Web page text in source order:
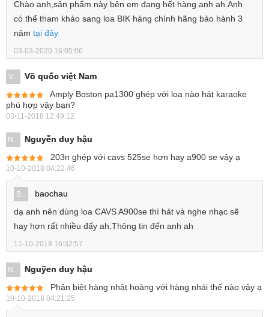
Chào anh,sản phẩm này bên em đang hết hàng anh ah.Anh
có thể tham khảo sang loa BIK hàng chính hãng bảo hành 3
năm tại đây
03-03-2020 16:05:06
V...
Võ quốc việt Nam
Amply Boston pa1300 ghép với loa nào hát karaoke
phù hợp vậy bạn?
03-11-2018 12:49:12
N...
Nguyễn duy hậu
203n ghép với cavs 525se hơn hay a900 se vậy ạ
10-10-2018 04:22:46
B...
baochau
dạ anh nên dùng loa CAVS A900se thì hát và nghe nhạc sẽ
hay hơn rất nhiều đấy ah.Thông tin đến anh ah
11-10-2018 16:32:57
N...
Nguỹen duy hậu
Phân biệt hàng nhật hoàng với hàng nhái thế nào vậy ạ
10-10-2018 04:21:25